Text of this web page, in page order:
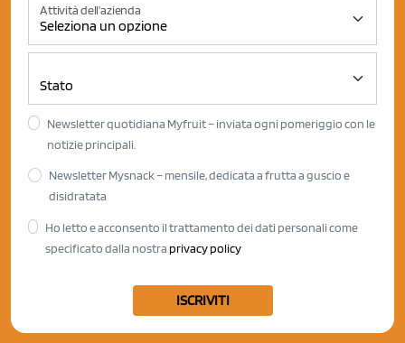
Attività dell'azienda
Newsletter quotidiana Myfruit – inviata ogni pomeriggio con le
notizie principali.
Newsletter Mysnack – mensile, dedicata a frutta a guscio e
disidratata
Ho letto e acconsento il trattamento dei dati personali come
specificato dalla nostra privacy policy
ISCRIVITI